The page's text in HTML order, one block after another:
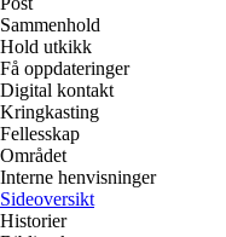
Sammenhold
Hold utkikk
Få oppdateringer
Digital kontakt
Kringkasting
Fellesskap
Området
Interne henvisninger
Sideoversikt
Historier